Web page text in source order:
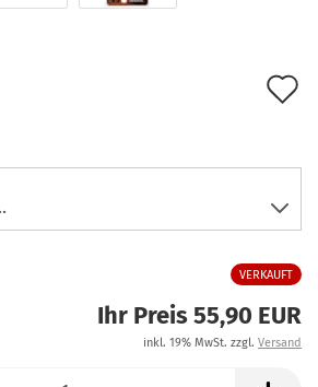
VERKAUFT
Ihr Preis 55,90 EUR
inkl. 19% MwSt. zzgl. Versand